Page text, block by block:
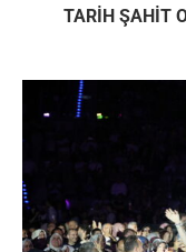
TARİH ŞAHİT